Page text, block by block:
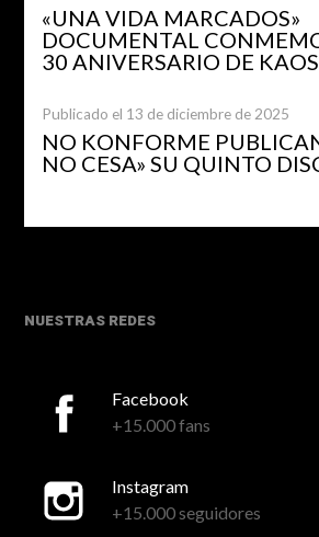
«UNA VIDA MARCADOS»
DOCUMENTAL
30 ANIVERSARIO DE
Publicado el 13 de diciembre de 2025
NO KONFORME
NO CESA» SU QUINTO
NUESTRAS REDES
Facebook
+15.000 fans
Instagram
+15.000 seguidores